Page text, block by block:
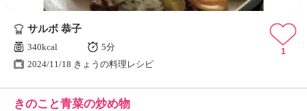
サルボ 恭子
340kcal
5分
2024/11/18 きょうの料理レシピ
1
きのこと青菜の炒め物